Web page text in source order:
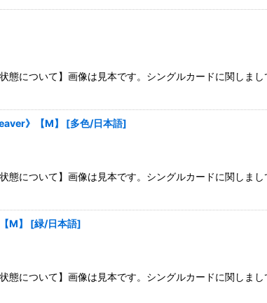
について】画像は見本です。シングルカードに関しま
》【M】 [多色/日本語]
について】画像は見本です。シングルカードに関しま
M】 [緑/日本語]
について】画像は見本です。シングルカードに関しま